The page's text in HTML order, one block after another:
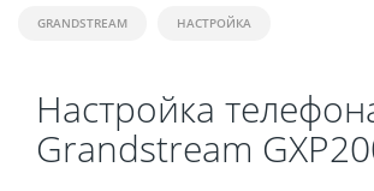
GRANDSTREAM НАСТРОЙКА
Настройка
Grandstream